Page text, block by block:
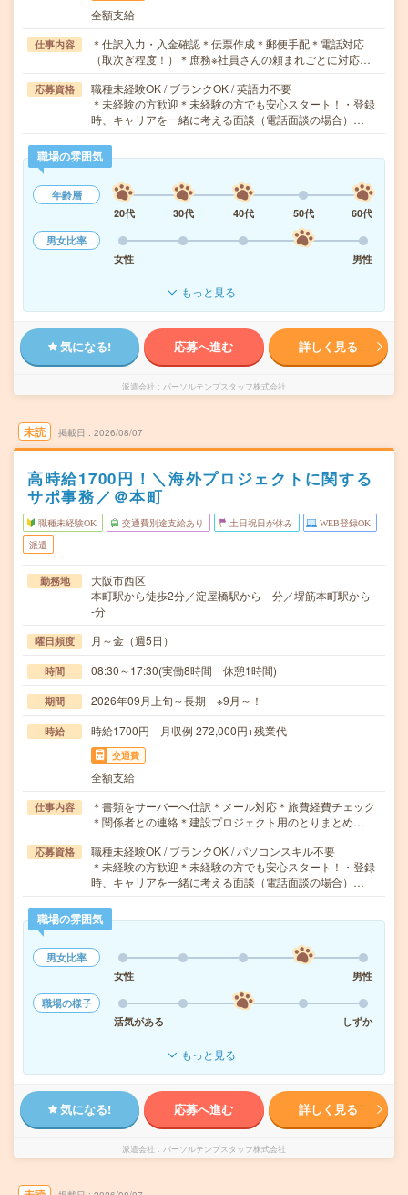
全額支給
仕事内容
＊仕訳入力・入金確認＊伝票作成＊郵便手配＊電話対応
（取次ぎ程度！）＊庶務※社員さんの頼まれごとに対応…
応募資格
職種未経験OK / ブランクOK / 英語力不要
＊未経験の方歓迎＊未経験の方でも安心スタート！・登録
時、キャリアを一緒に考える面談（電話面談の場合）…
職場の雰囲気
年齢層
20代
30代 40代 50代
60代
男女比率
女性
男性
もっと見る
気になる! 応募へ進む 詳しく見る
派遣会社 パーソルテンプスタッフ株式会社
未読 掲載日 2026/08/07
高時給1700円！＼海外プロジェクトに関する
サポ事務／＠本町
職種未経験OK 交通費別途支給あり 土日祝日が休み WEB登録OK
派遣
勤務地
大阪市西区
本町駅から徒歩2分／淀屋橋駅から---分／堺筋本町駅から--
-分
曜日頻度 月～金（週5日）
時間 08:30～17:30(実働8時間 休憩1時間)
期間 2026年09月上旬～長期 ※9月～！
時給 時給1700円 月収例 272,000円+残業代
交通費
全額支給
仕事内容
＊書類をサーバーへ仕訳＊メール対応＊旅費経費チェック
＊関係者との連絡＊建設プロジェクト用のとりまとめ…
応募資格
職種未経験OK / ブランクOK / パソコンスキル不要
＊未経験の方歓迎＊未経験の方でも安心スタート！・登録
時、キャリアを一緒に考える面談（電話面談の場合）…
職場の雰囲気
男女比率
女性
男性
職場の様子
活気がある
しずか
もっと見る
気になる! 応募へ進む 詳しく見る
派遣会社 パーソルテンプスタッフ株式会社